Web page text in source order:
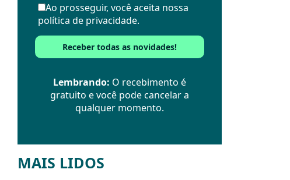
Ao prosseguir, você aceita nossa
política de privacidade.
Lembrando: O recebimento é
gratuito e você pode cancelar a
qualquer momento.
MAIS LIDOS